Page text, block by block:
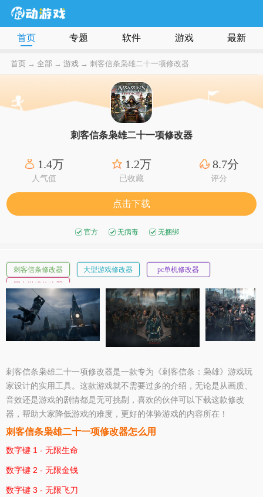
首页 专题 软件 游戏 最新
首页→ 全部 → 游戏 → 刺客信条枭雄二十一项修改器
刺客信条枭雄二十一项修改器
1.4万
人气值
1.2万
已收藏
8.7分
评分
点击下载
官方 无病毒 无捆绑
刺客信条修改器 大型游戏修改器
pc单机修改器
同名游戏修改器
刺客信条枭雄二十一项修改器是一款专为《刺客信条：枭雄》游戏玩
家设计的实用工具。这款游戏就不需要过多的介绍，无论是从画质、
音效还是游戏的剧情都是无可挑剔，喜欢的伙伴可以下载这款修改
器，帮助大家降低游戏的难度，更好的体验游戏的内容所在！
刺客信条枭雄二十一项修改器怎么用
数字键 1 - 无限生命
数字键 2 - 无限金钱
数字键 3 - 无限飞刀